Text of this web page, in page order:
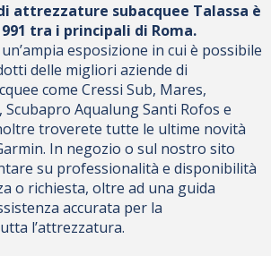
attrezzature subacquee Talassa è
tra i principali di Roma.
esposizione in cui è possibile
delle migliori aziende di
come Cressi Sub, Mares,
Aqualung Santi Rofos e
troverete tutte le ultime novità
In negozio o sul nostro sito
su professionalità e disponibilità
o richiesta, oltre ad una guida
accurata per la
l’attrezzatura.